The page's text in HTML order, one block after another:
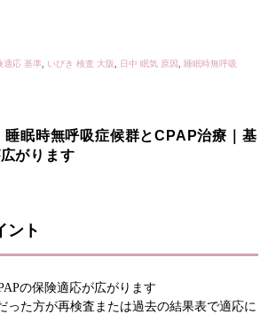
適応 基準 いびき 検査 大阪 日中 眠気 原因
睡眠時無呼吸
睡眠時無呼吸症候群とCPAP治療｜基
がります
ント
の保険適応が広がります
った方が再検査または過去の結果表で適応に